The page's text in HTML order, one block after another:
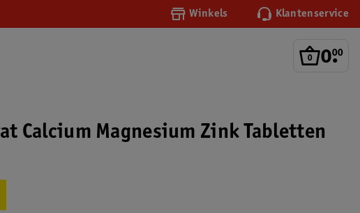
Winkels Klantenservice
0.
00
Calcium Magnesium Zink Tabletten